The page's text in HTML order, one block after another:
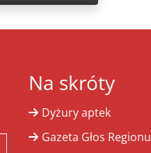
Na skróty
Dyżury aptek
Gazeta Głos Regionu